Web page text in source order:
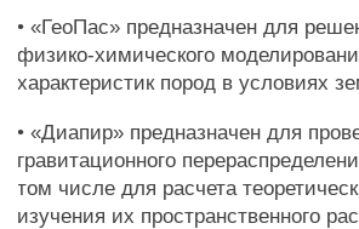
• «ГеоПас» предназначен для
физико-химического
характеристик пород в условиях
• «Диапир» предназначен для
гравитационного
том числе для расчета
изучения их пространственного